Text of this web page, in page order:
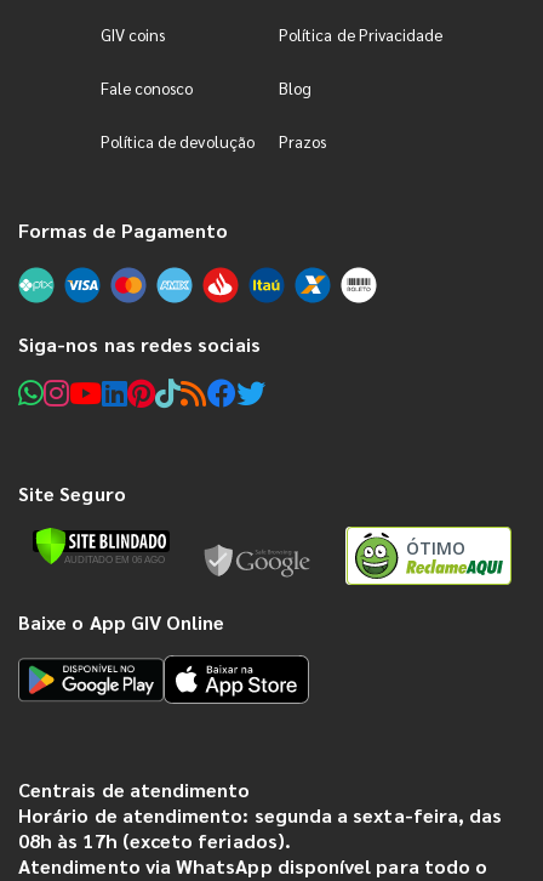
GIV coins Política de Privacidade
Fale conosco Blog
Política de devolução Prazos
Formas de Pagamento
Siga-nos nas redes sociais
Site Seguro
ÓTIMO
Baixe o App GIV Online
Centrais de atendimento
Horário de atendimento: segunda a sexta-feira, das
08h às 17h (exceto feriados).
Atendimento via WhatsApp disponível para todo o